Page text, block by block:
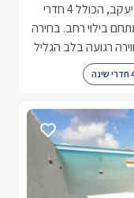
אחוזת השמש היא מתחם אירוח יוקרתי בעין יעקב, הכולל 4 חדרי
בילוי רחב. בחירה
רגועה בלב הגליל